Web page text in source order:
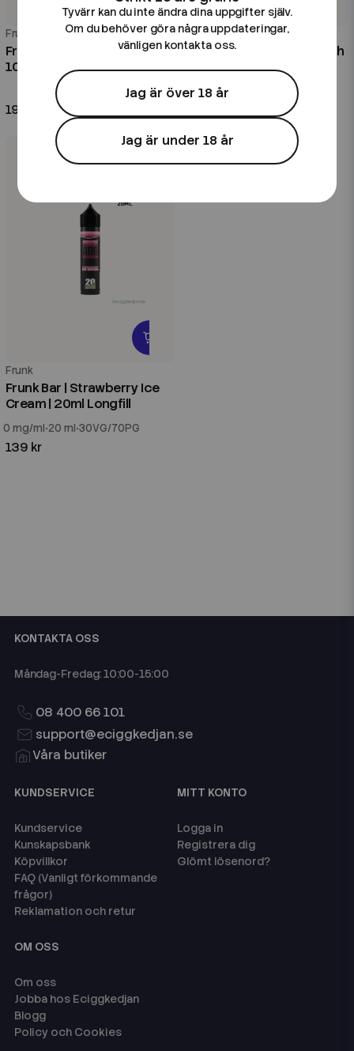
Frunk
Frunk Bar | Tropical Fruits |
100ml Shortfill
199 kr
Frunk
Frunk Bar | Pineapple Peach
Mango | 20ml Longfill
0 mg/ml 20 ml 30VG/70PG
Frunk
Frunk Bar | Strawberry Ice
Cream | 20ml Longfill
0 mg/ml 20 ml 30VG/70PG
139 kr
Tyvärr kan du inte ändra dina uppgifter själv.
Om du behöver göra några uppdateringar,
vänligen kontakta oss.
Jag är över 18 år
Jag är under 18 år
KONTAKTA OSS
Måndag-Fredag: 10:00-15:00
08 400 66 101
support@eciggkedjan.se
Våra butiker
KUNDSERVICE
Kundservice
Kunskapsbank
Köpvillkor
FAQ (Vanligt förkommande
frågor)
Reklamation och retur
MITT KONTO
Logga in
Registrera dig
Glömt lösenord?
OM OSS
Om oss
Jobba hos Eciggkedjan
Blogg
Policy och Cookies